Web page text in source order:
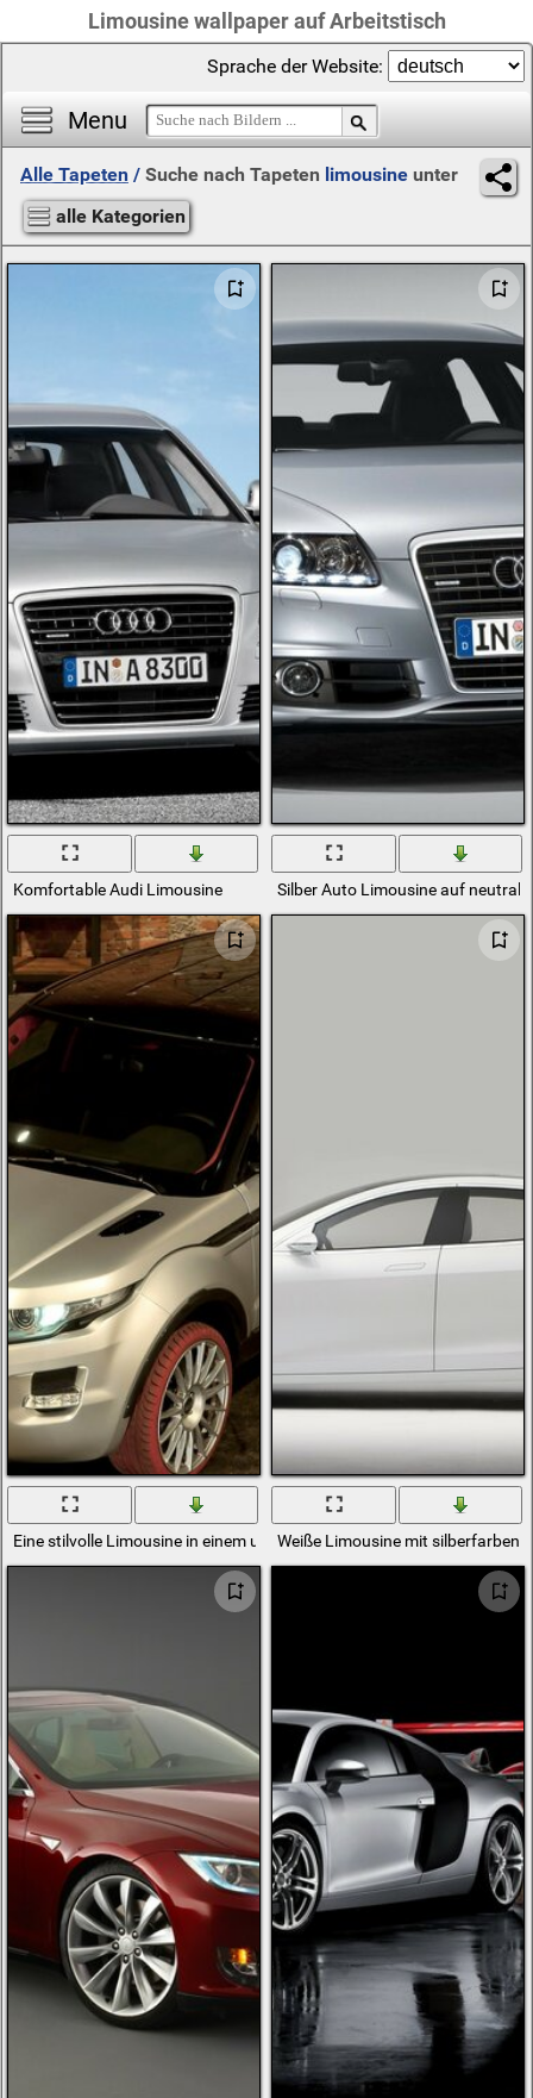
Limousine wallpaper auf Arbeitstisch
Menu
Sprache der Website:
Alle Tapeten / Suche nach Tapeten limousine unter
alle Kategorien
Komfortable Audi Limousine Silber Auto Limousine auf
Eine stilvolle Limousine in einem urbanen Ambiente
Weiße Limousine mit